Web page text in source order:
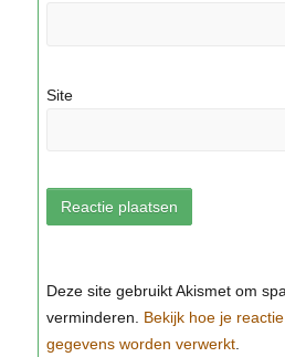
Site
Bekijk hoe je reactie
gegevens worden verwerkt